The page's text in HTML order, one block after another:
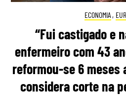
ECONOMIA ,
“Fui castigado e
enfermeiro com 43
reformou-se 6 meses
considera corte na